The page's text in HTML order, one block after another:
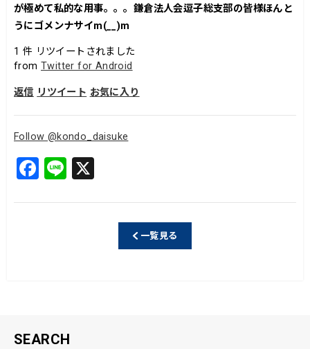
が極めて私的な用事。。。鎌倉法人会逗子総支部の皆様ほんと
うにゴメンナサイm(__)m
1 件 リツイートされました
from Twitter for Android
返信 リツイート お気に入り
Follow @kondo_daisuke
F
a
c
Li
n
e
一覧見る
SEARCH